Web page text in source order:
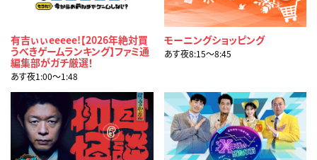
有吉ぃぃeeeee!【2026年絶対買
うべきゲームランキング】ファミ通
編集部がガチ厳選！
あす夜1:00〜1:48
モーニングショッピング
あす夜8:15〜8:45